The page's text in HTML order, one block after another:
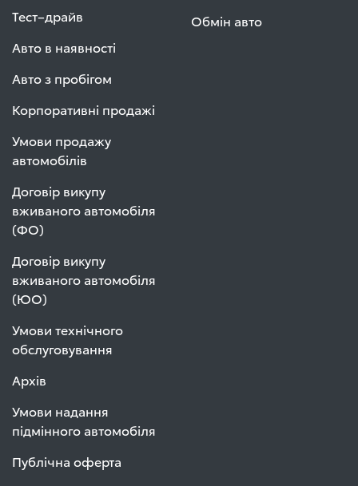
Тест–драйв
Авто в наявності
Авто з пробігом
Корпоративні продажі
Умови продажу
автомобілів
Договір викупу
вживаного автомобіля
(ФО)
Договір викупу
вживаного автомобіля
(ЮО)
Умови технічного
обслуговування
Архів
Умови надання
підмінного автомобіля
Публічна оферта
Обмін авто